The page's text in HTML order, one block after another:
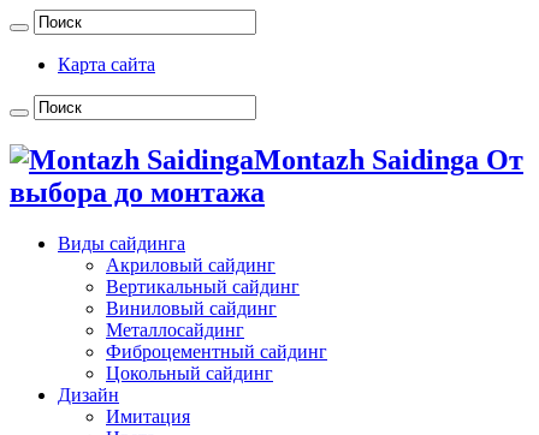
Карта сайта
Montazh Saidinga От
выбора до монтажа
Виды сайдинга
Акриловый сайдинг
Вертикальный сайдинг
Виниловый сайдинг
Металлосайдинг
Фиброцементный сайдинг
Цокольный сайдинг
Дизайн
Имитация